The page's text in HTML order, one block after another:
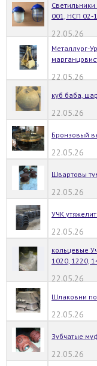
001, НСП 02-
22.05.26
Металлург-
22.05.26
куб баба,
22.05.26
Бронзовый
22.05.26
Швартовы
22.05.26
УЧК
22.05.26
кольцевые
1020, 1220,
22.05.26
Шлаковни
22.05.26
Зубчатые
22.05.26